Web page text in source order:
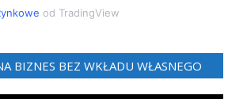
od TradingView
BIZNES BEZ WKŁADU WŁASNEGO